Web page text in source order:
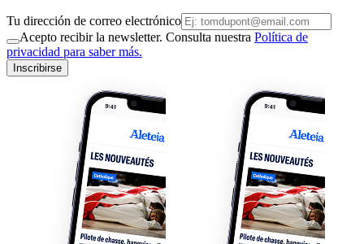
Tu dirección de correo electrónico
Acepto recibir la newsletter. Consulta nuestra Política de
privacidad para saber más.
Inscribirse